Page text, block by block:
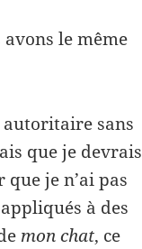
le même
autoritaire sans
que je devrais
je n’ai pas
à des
mon chat, ce